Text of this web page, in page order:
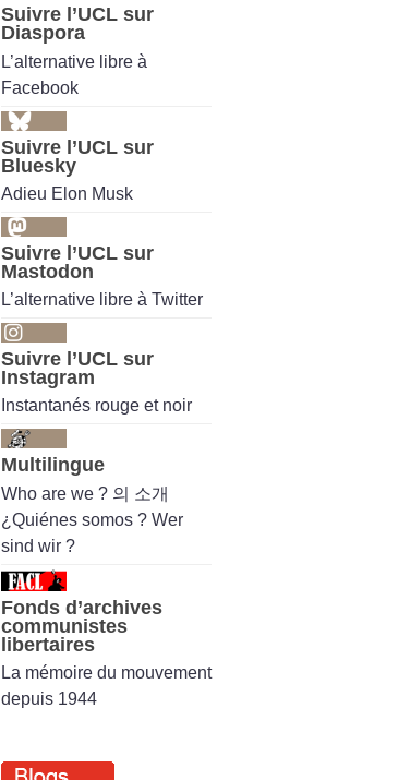
Suivre l’UCL sur
Diaspora
L’alternative libre à
Facebook
Suivre l’UCL sur
Bluesky
Adieu Elon Musk
Suivre l’UCL sur
Mastodon
L’alternative libre à Twitter
Suivre l’UCL sur
Instagram
Instantanés rouge et noir
Multilingue
Who are we ? 의 소개
¿Quiénes somos ? Wer
sind wir ?
Fonds d’archives
communistes
libertaires
La mémoire du mouvement
depuis 1944